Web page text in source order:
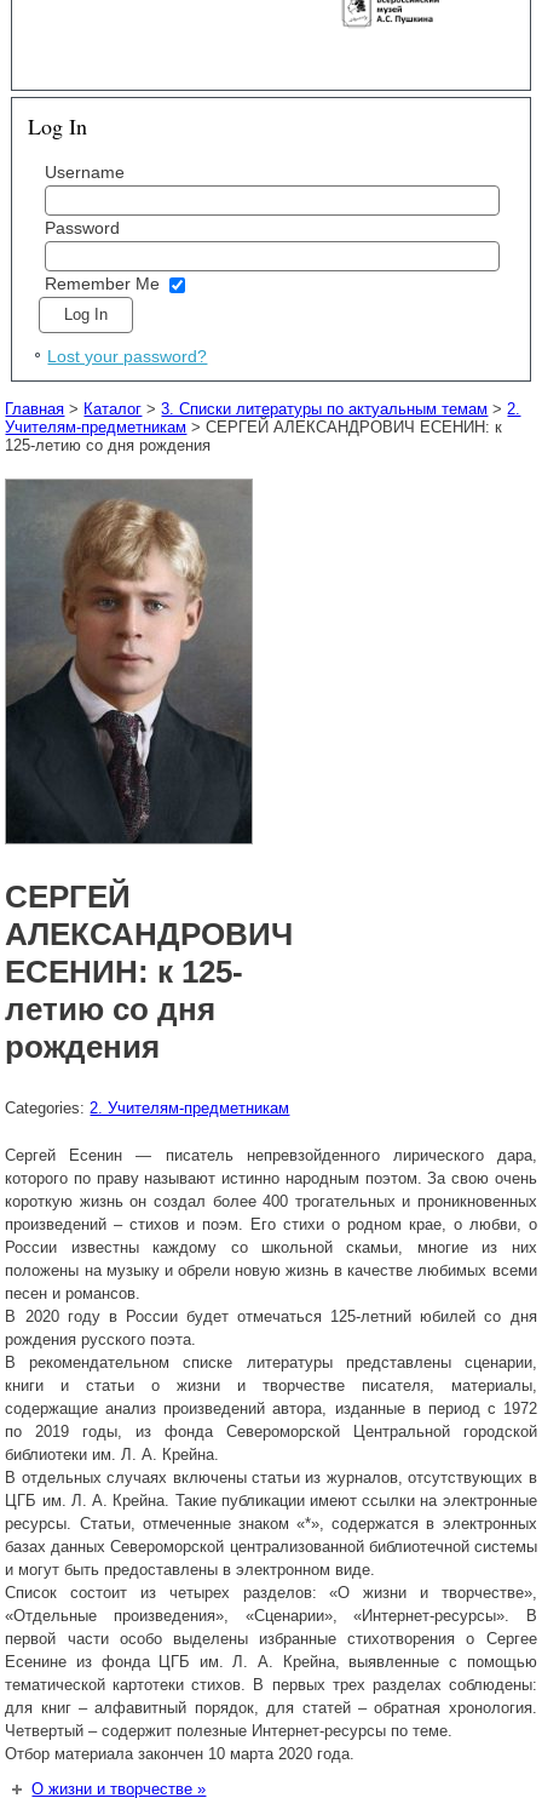
Log In
Username
Password
Remember Me
Lost your password?
Главная > Каталог >3. Списки литературы по актуальным темам > 2.
Учителям-предметникам > СЕРГЕЙ АЛЕКСАНДРОВИЧ ЕСЕНИН: к
125-летию со дня рождения
СЕРГЕЙ
АЛЕКСАНДРОВИЧ
ЕСЕНИН: к 125-
летию со дня
рождения
Categories: 2. Учителям-предметникам
Сергей Есенин — писатель непревзойденного лирического дара,
которого по праву называют истинно народным поэтом. За свою очень
короткую жизнь он создал более 400 трогательных и проникновенных
произведений – стихов и поэм. Его стихи о родном крае, о любви, о
России известны каждому со школьной скамьи, многие из них
положены на музыку и обрели новую жизнь в качестве любимых всеми
песен и романсов.
В 2020 году в России будет отмечаться 125-летний юбилей со дня
рождения русского поэта.
В рекомендательном списке литературы представлены сценарии,
книги и статьи о жизни и творчестве писателя, материалы,
содержащие анализ произведений автора, изданные в период с 1972
по 2019 годы, из фонда Североморской Центральной городской
библиотеки им. Л. А. Крейна.
В отдельных случаях включены статьи из журналов, отсутствующих в
ЦГБ им. Л. А. Крейна. Такие публикации имеют ссылки на электронные
ресурсы. Статьи, отмеченные знаком «*», содержатся в электронных
базах данных Североморской централизованной библиотечной системы
и могут быть предоставлены в электронном виде.
Список состоит из четырех разделов: «О жизни и творчестве»,
«Отдельные произведения», «Сценарии», «Интернет-ресурсы». В
первой части особо выделены избранные стихотворения о Сергее
Есенине из фонда ЦГБ им. Л. А. Крейна, выявленные с помощью
тематической картотеки стихов. В первых трех разделах соблюдены:
для книг – алфавитный порядок, для статей – обратная хронология.
Четвертый – содержит полезные Интернет-ресурсы по теме.
Отбор материала закончен 10 марта 2020 года.
О жизни и творчестве »